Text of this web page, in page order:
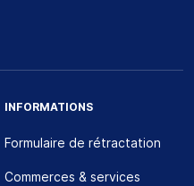
INFORMATIONS
Formulaire de rétractation
Commerces & services